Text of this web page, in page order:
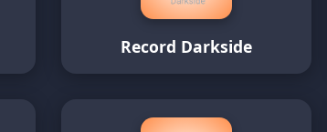
Record Darkside